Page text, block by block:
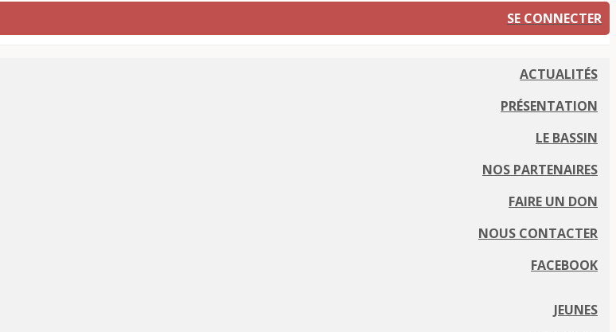
SE CONNECTER
ACTUALITÉS
PRÉSENTATION
LE BASSIN
NOS PARTENAIRES
FAIRE UN DON
NOUS CONTACTER
FACEBOOK
JEUNES